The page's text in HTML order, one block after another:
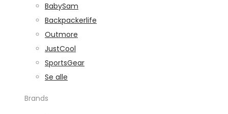
BabySam
Backpackerlife
Outmore
JustCool
SportsGear
Se alle
Brands